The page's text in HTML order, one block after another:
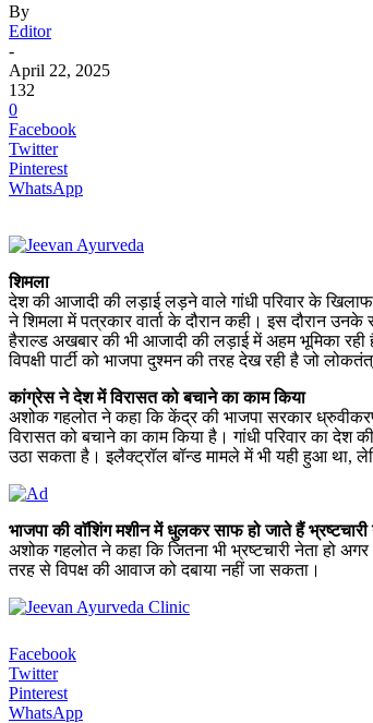
By
Editor
-
April 22, 2025
132
0
Facebook
Twitter
Pinterest
WhatsApp
शिमला
देश की आजादी की लड़ाई लड़ने वाले गांधी परिवार के
ने शिमला में पत्रकार वार्ता के दौरान कही। इस दौरान
हैराल्ड अखबार की भी आजादी की लड़ाई में अहम भूमिका रही
विपक्षी पार्टी को भाजपा दुश्मन की तरह देख रही है जो
कांग्रेस ने देश में विरासत को बचाने का काम किया
अशोक गहलोत ने कहा कि केंद्र की भाजपा सरकार
विरासत को बचाने का काम किया है। गांधी परिवार का
उठा सकता है। इलैक्ट्रॉल बॉन्ड मामले में भी यही हुआ था,
भाजपा की वाॅशिंग मशीन में धुलकर साफ हो जाते हैं भ्रष्टचारी
अशोक गहलोत ने कहा कि जितना भी भ्रष्टचारी नेता हो
तरह से विपक्ष की आवाज को दबाया नहीं जा सकता।
Facebook
Twitter
Pinterest
WhatsApp